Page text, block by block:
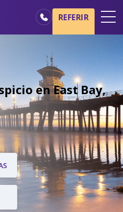
REFERIR
en East Bay,